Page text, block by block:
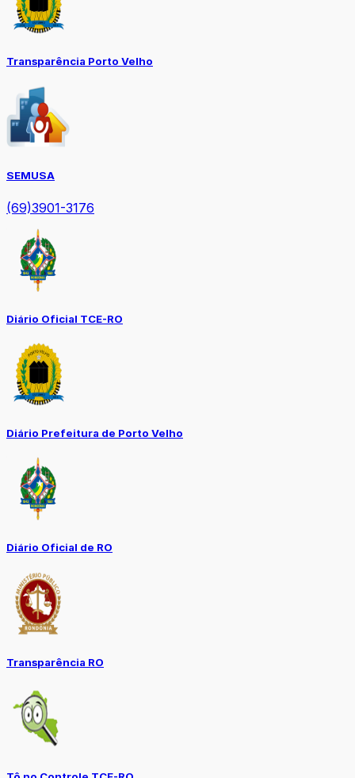
Transparência Porto Velho
SEMUSA
(69)3901-3176
Diário Oficial TCE-RO
Diário Prefeitura de Porto Velho
Diário Oficial de RO
Transparência RO